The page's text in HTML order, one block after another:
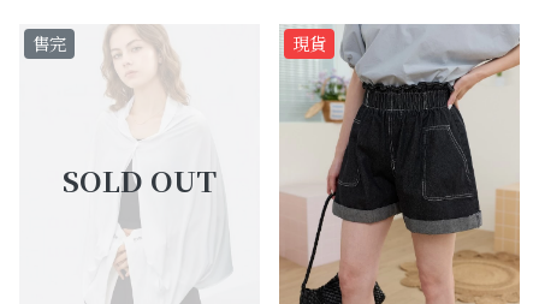
關於我們
Facebook粉絲專頁
Facebook社團
Instagram
售完 現貨